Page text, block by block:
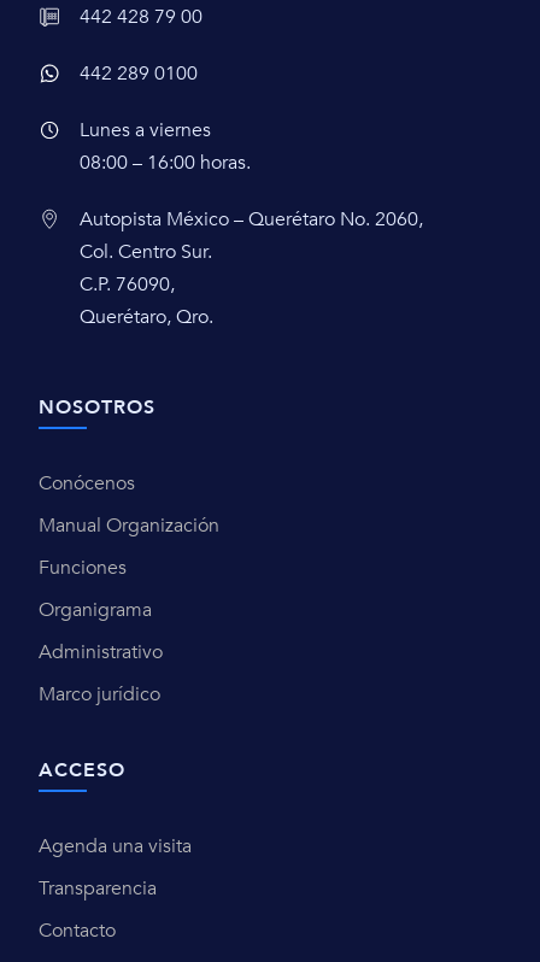
442 428 79 00
442 289 0100
Lunes a viernes
08:00 – 16:00 horas.
Autopista México – Querétaro No. 2060,
Col. Centro Sur.
C.P. 76090,
Querétaro, Qro.
NOSOTROS
Conócenos
Manual Organización
Funciones
Organigrama
Administrativo
Marco jurídico
ACCESO
Agenda una visita
Transparencia
Contacto